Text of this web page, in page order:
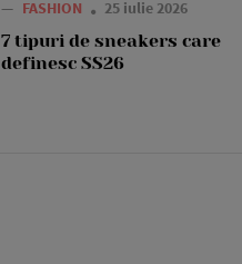
— FASHION 25 iulie 2026
7 tipuri de sneakers care
definesc SS26